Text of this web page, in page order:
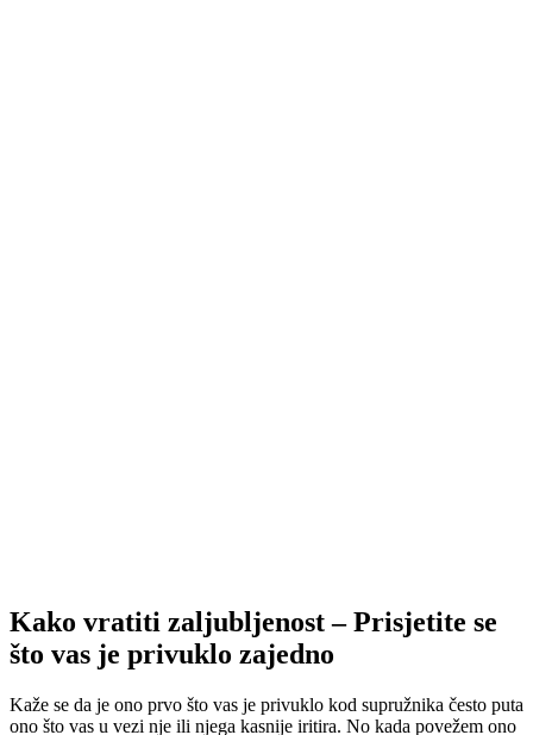
Kako vratiti zaljubljenost – Prisjetite se
što vas je privuklo zajedno
Kaže se da je ono prvo što vas je privuklo kod supružnika često puta
ono što vas u vezi nje ili njega kasnije iritira. No kada povežem ono